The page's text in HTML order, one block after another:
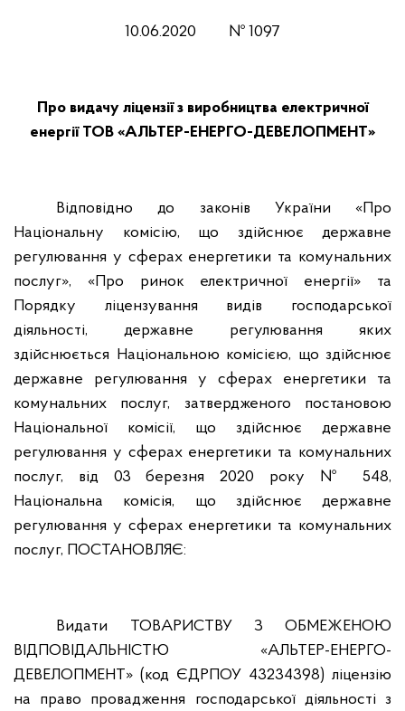
10.06.2020 № 1097
Про видачу ліцензії з виробництва електричної
енергії ТОВ «АЛЬТЕР-ЕНЕРГО-ДЕВЕЛОПМЕНТ»
Відповідно до законів України «Про
Національну комісію, що здійснює державне
регулювання у сферах енергетики та комунальних
послуг», «Про ринок електричної енергії» та
Порядку ліцензування видів господарської
діяльності, державне регулювання яких
здійснюється Національною комісією, що здійснює
державне регулювання у сферах енергетики та
комунальних послуг, затвердженого постановою
Національної комісії, що здійснює державне
регулювання у сферах енергетики та комунальних
послуг, від 03
березня 2020 року № 548,
Національна комісія, що здійснює державне
регулювання у сферах енергетики та комунальних
послуг, ПОСТАНОВЛЯЄ:
Видати ТОВАРИСТВУ З ОБМЕЖЕНОЮ
ВІДПОВІДАЛЬНІСТЮ «АЛЬТЕР-ЕНЕРГО-
ДЕВЕЛОПМЕНТ» (код ЄДРПОУ 43234398) ліцензію
на право провадження господарської діяльності з